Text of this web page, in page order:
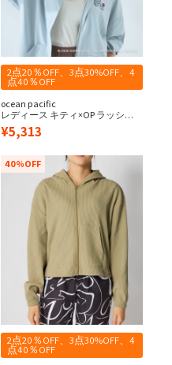
2点20％OFF、3点30%OFF、4
点40％OFF
ocean pacific
レディース キティ×OP ラッシュ
パーカー
¥5,313
2点20％OFF、3点30%OFF、4
点40％OFF
40%OFF